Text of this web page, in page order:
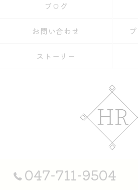
047-711-9504
ブログ
お問い合わせ
ストーリー
© 2026 松戸市で丁寧かつ正確な軽作業なら
RESERVED.